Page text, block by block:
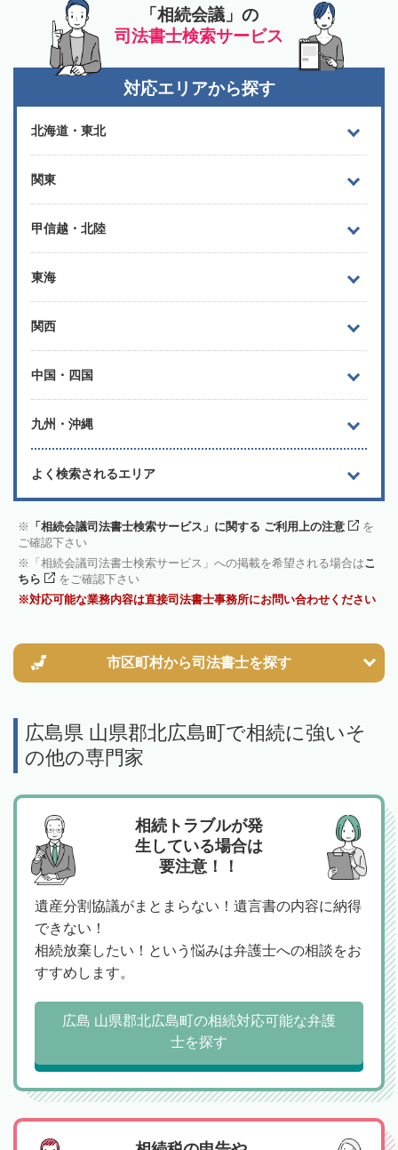
「相続会議」の
司法書士検索サービス
対応エリアから探す
北海道・東北
関東
甲信越・北陸
東海
関西
中国・四国
九州・沖縄
よく検索されるエリア
「相続会議司法書士検索サービス」に関する ご利用上の注意
を
ご確認下さい
「相続会議司法書士検索サービス」への掲載を希望される場合はこ
ちら
をご確認下さい
対応可能な業務内容は直接司法書士事務所にお問い合わせください
市区町村から司法書士を探す
広島県 山県郡北広島町で相続に強いそ
の他の専門家
相続トラブルが発
生している場合は
要注意！！
遺産分割協議がまとまらない！遺言書の内容に納得
できない！
相続放棄したい！という悩みは弁護士への相談をお
すすめします。
広島 山県郡北広島町の相続対応可能な弁護
士を探す